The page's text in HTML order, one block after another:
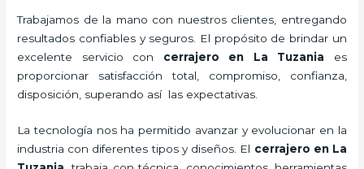
Trabajamos de la mano con nuestros clientes, entregando
resultados confiables y seguros. El propósito de brindar un
excelente servicio con cerrajero en La Tuzania es
proporcionar satisfacción total, compromiso, confianza,
disposición, superando así las expectativas.
La tecnología nos ha permitido avanzar y evolucionar en la
industria con diferentes tipos y diseños. El cerrajero en La